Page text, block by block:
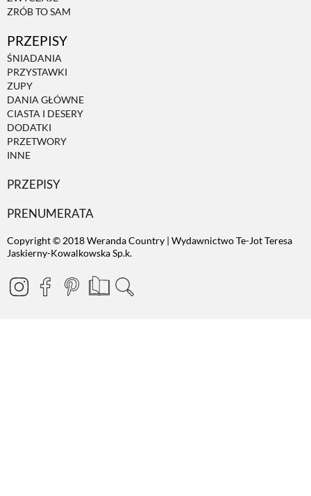
ZRÓB TO SAM
PRZEPISY
ŚNIADANIA
PRZYSTAWKI
ZUPY
DANIA GŁÓWNE
CIASTA I DESERY
DODATKI
PRZETWORY
INNE
PRZEPISY
PRENUMERATA
Copyright © 2018 Weranda Country | Wydawnictwo Te-Jot Teresa
Jaskierny-Kowalkowska Sp.k.